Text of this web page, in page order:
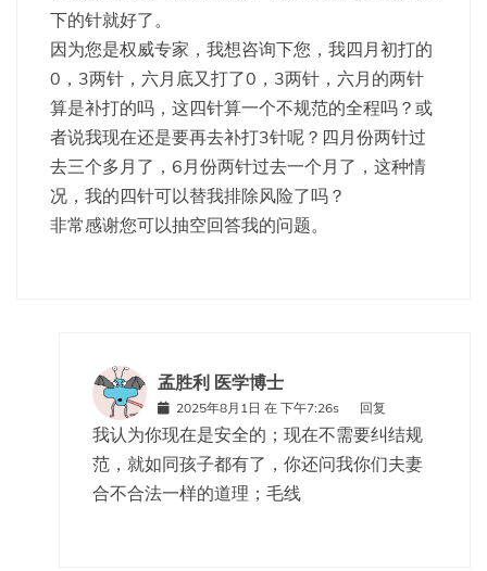
下的针就好了。
因为您是权威专家，我想咨询下您，我四月初打的
0，3两针，六月底又打了0，3两针，六月的两针
算是补打的吗，这四针算一个不规范的全程吗？或
者说我现在还是要再去补打3针呢？四月份两针过
去三个多月了，6月份两针过去一个月了，这种情
况，我的四针可以替我排除风险了吗？
非常感谢您可以抽空回答我的问题。
孟胜利 医学博士
2025年8月1日 在 下午7:26s 回复
我认为你现在是安全的；现在不需要纠结规
范，就如同孩子都有了，你还问我你们夫妻
合不合法一样的道理；毛线